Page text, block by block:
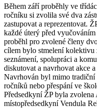
Během září proběhly ve
ročníku si zvolila své dva
zastupovat a reprezentovat.
každé úterý před
proběhl pro zvolené členy
cílem bylo stmelení kolektivu
seznámení, spolupráci a
diskutovat a navrhovat akce
Navrhován byl mimo tradiční
ročníků nebo přespání ve
Předsedkyní ŽP byla
místopředsedkyní Vendula